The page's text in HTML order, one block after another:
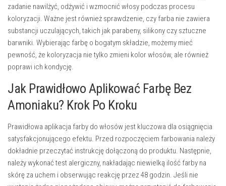
zadanie nawilżyć, odżywić i wzmocnić włosy podczas procesu
koloryzacji. Ważne jest również sprawdzenie, czy farba nie zawiera
substancji uczulających, takich jak parabeny, silikony czy sztuczne
barwniki. Wybierając farbę o bogatym składzie, możemy mieć
pewność, że koloryzacja nie tylko zmieni kolor włosów, ale również
poprawi ich kondycję.
Jak Prawidłowo Aplikować Farbę Bez
Amoniaku? Krok Po Kroku
Prawidłowa aplikacja farby do włosów jest kluczowa dla osiągnięcia
satysfakcjonującego efektu. Przed rozpoczęciem farbowania należy
dokładnie przeczytać instrukcję dołączoną do produktu. Następnie,
należy wykonać test alergiczny, nakładając niewielką ilość farby na
skórę za uchem i obserwując reakcję przez 48 godzin. Jeśli nie